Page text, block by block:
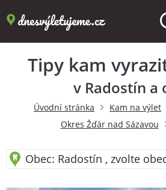
Tipy kam
v Radostín a
Úvodní stránka Kam na výlet
Okres Žďár nad Sázavou
Obec: Radostín , zvolte